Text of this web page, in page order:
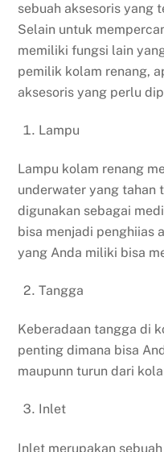
sebuah aksesoris yang
Selain untuk
memiliki fungsi lain
pemilik kolam renang,
aksesoris yang perlu
Lampu
Lampu kolam renang
underwater yang tahan
digunakan sebagai
bisa menjadi penghiias
yang Anda miliki bisa
Tangga
Keberadaan tangga di
penting dimana bisa
maupunn turun dari
Inlet
Inlet merupakan